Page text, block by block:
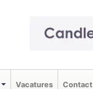
Vacatures Contact